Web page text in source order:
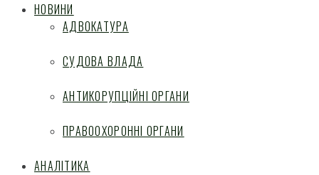
НОВИНИ
АДВОКАТУРА
СУДОВА ВЛАДА
АНТИКОРУПЦІЙНІ ОРГАНИ
ПРАВООХОРОННІ ОРГАНИ
АНАЛІТИКА